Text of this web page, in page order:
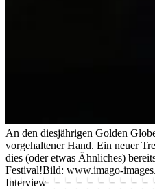
An den diesjährigen Golden
vorgehaltener Hand. Ein neuer
dies (oder etwas Ähnliches)
Festival!Bild: www.imago-
Interview